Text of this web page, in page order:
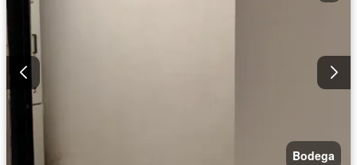
Bodega